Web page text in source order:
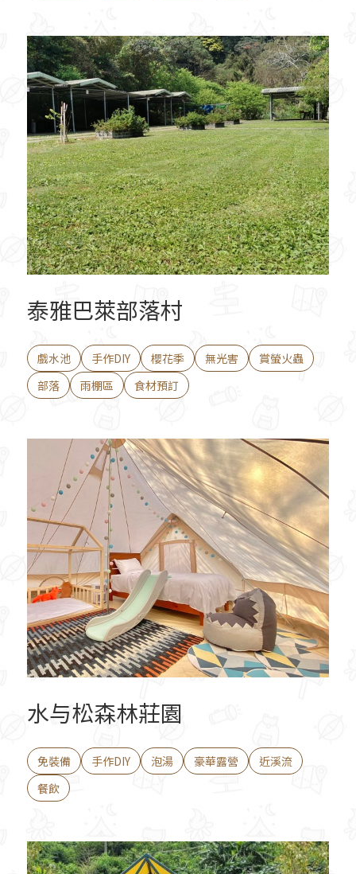
泰雅巴萊部落村
戲水池 手作DIY 櫻花季 無光害
賞螢火蟲
部落
雨棚區 食材預訂
水与松森林莊園
免裝備 手作DIY 泡湯 豪華露營
近溪流
餐飲